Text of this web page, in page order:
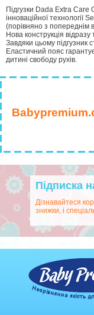
Підгузки Dada Extra Care
інноваційної технології
(порівняно з попереднім
Нова конструкція
Завдяки цьому підгузник
Еластичний пояс
дитині свободу рухів.
Підписка
Дізнавайтеся
знижки, і